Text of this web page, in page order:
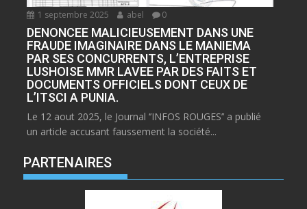
1 septembre 2025 abel 0
DENONCEE MALICIEUSEMENT DANS UNE
FRAUDE IMAGINAIRE DANS LE MANIEMA
PAR SES CONCURRENTS, L’ENTREPRISE
LUSHOISE MMR LAVEE PAR DES FAITS ET
DOCUMENTS OFFICIELS DONT CEUX DE
L’ITSCI A PUNIA.
Le 12 aout 2025, le Journal ‘’INFOS ROUGES’’ a publié
un article accusant faussement la société...
PARTENAIRES